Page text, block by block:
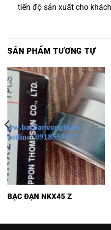
tiến độ sản xuất cho
SẢN PHẨM TƯƠNG TỰ
BẠC ĐẠN NKX45 Z